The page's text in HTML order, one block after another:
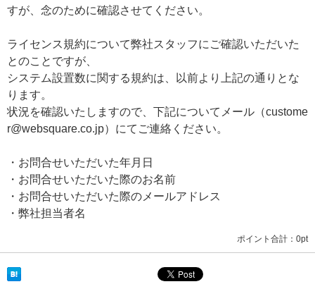
すが、念のために確認させてください。
ライセンス規約について弊社スタッフにご確認いただいた
とのことですが、
システム設置数に関する規約は、以前より上記の通りとな
ります。
状況を確認いたしますので、下記についてメール（custome
r@websquare.co.jp）にてご連絡ください。
・お問合せいただいた年月日
・お問合せいただいた際のお名前
・お問合せいただいた際のメールアドレス
・弊社担当者名
ポイント合計： 0pt